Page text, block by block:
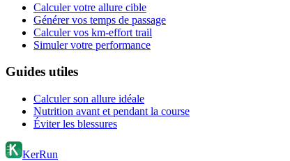
Calculer votre allure cible
Générer vos temps de passage
Calculer vos km-effort trail
Simuler votre performance
Guides utiles
Calculer son allure idéale
Nutrition avant et pendant la course
Éviter les blessures
KerRun